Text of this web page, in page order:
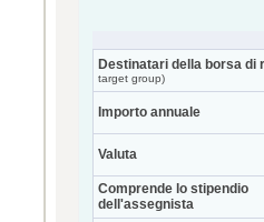
Destinatari della borsa di
target group)
Importo annuale
Valuta
Comprende lo stipendio
dell'assegnista